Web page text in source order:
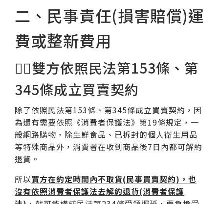
二、民事責任(損害賠償)運
費或整新費用
🧑‍⚖雙方依照民法第153條、第
345條成立買賣契約
除了依照民法第153條、第345條成立買賣契約，因
為還有需要依照《消費者保護法》第19條規定，一
般網路購物，除生鮮食品、已拆封的個人衛生用品
等特殊商品外，消費者在收到商品後7日內都可解約
退貨。
所以買方在約定時間內不取貨(民事買賣契約)，也
沒有依照消費者保護法去解約退貨(消費者保護